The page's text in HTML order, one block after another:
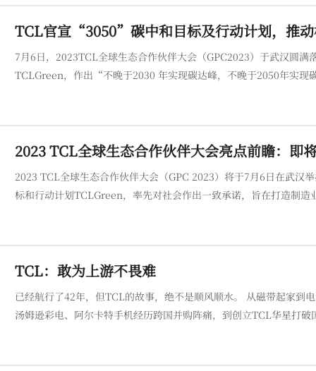
TCL官宣“3050”碳中和目标及行动计划，推
7月6日，2023TCL全球生态合作伙伴大会（GPC2023）于武汉圆
TCLGreen，作出“不晚于2030 年实现碳达峰，不晚于2050年实
2023 TCL全球生态合作伙伴大会亮点前瞻：即
2023 TCL全球生态合作伙伴大会（GPC 2023）将于7月6日在武汉
标和行动计划TCLGreen，率先对社会作出一致承诺，旨在打造制造业绿色生态标杆
TCL：敢为上游不畏难
已经航行了42年，但TCL的故事，绝不是顺风顺水。 从磁带起家到电话机称王，从做电视、手机等硬件单品到拓展全场景智能终端，从收购
汤姆逊彩电、阿尔卡特手机经历跨国并购阵痛，到创立TCL华星打